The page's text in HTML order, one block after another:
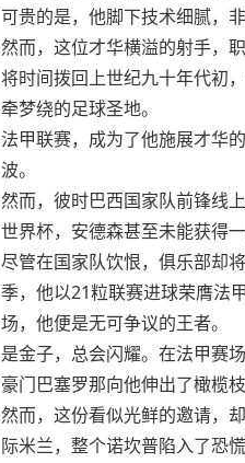
可贵的是，他脚下技术细腻，
然而，这位才华横溢的射手，
将时间拨回上世纪九十年代初
牵梦绕的足球圣地。
法甲联赛，成为了他施展才华
波。
然而，彼时巴西国家队前锋线
世界杯，安德森甚至未能获得
尽管在国家队饮恨，俱乐部却
季，他以21粒联赛进球荣膺法
场，他便是无可争议的王者。
是金子，总会闪耀。在法甲赛
豪门巴塞罗那向他伸出了橄榄枝
然而，这份看似光鲜的邀请，
际米兰，整个诺坎普陷入了恐